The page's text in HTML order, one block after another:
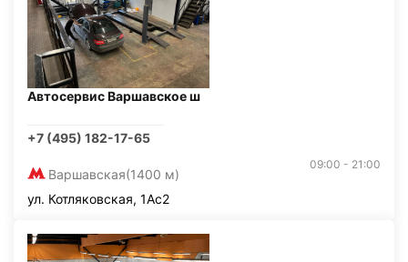
Автосервис Варшавское ш
+7 (495) 182-17-65
Варшавская(1400 м)
09:00 - 21:00
ул. Котляковская, 1Ас2